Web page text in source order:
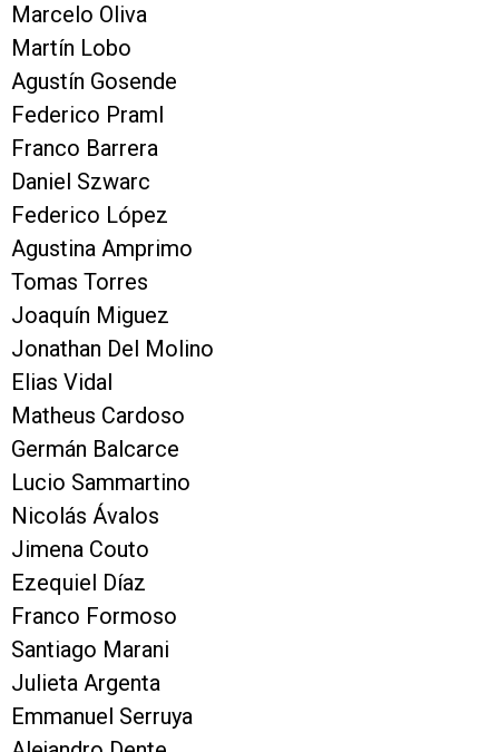
Marcelo Oliva
Martín Lobo
Agustín Gosende
Federico Praml
Franco Barrera
Daniel Szwarc
Federico López
Agustina Amprimo
Tomas Torres
Joaquín Miguez
Jonathan Del Molino
Elias Vidal
Matheus Cardoso
Germán Balcarce
Lucio Sammartino
Nicolás Ávalos
Jimena Couto
Ezequiel Díaz
Franco Formoso
Santiago Marani
Julieta Argenta
Emmanuel Serruya